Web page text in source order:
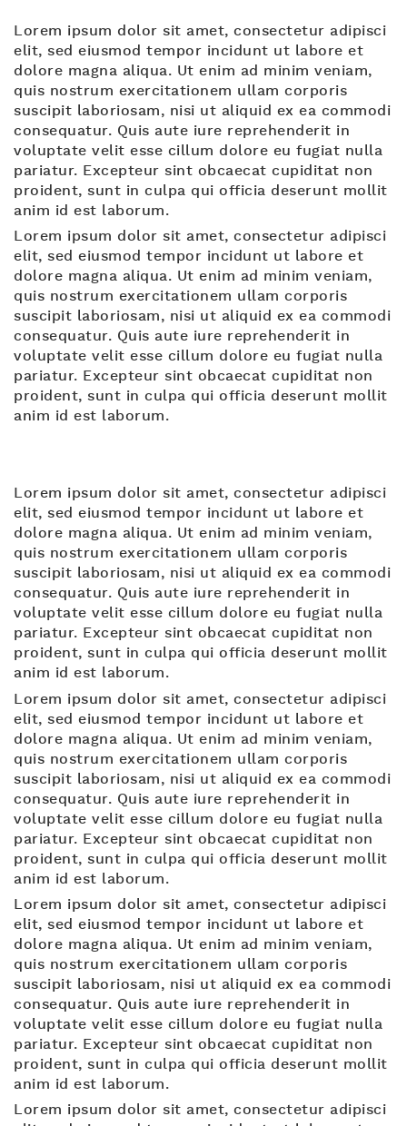
Lorem ipsum dolor sit amet, consectetur adipisci
elit, sed eiusmod tempor incidunt ut labore et
dolore magna aliqua. Ut enim ad minim veniam,
quis nostrum exercitationem ullam corporis
suscipit laboriosam, nisi ut aliquid ex ea commodi
consequatur. Quis aute iure reprehenderit in
voluptate velit esse cillum dolore eu fugiat nulla
pariatur. Excepteur sint obcaecat cupiditat non
proident, sunt in culpa qui officia deserunt mollit
anim id est laborum.
Lorem ipsum dolor sit amet, consectetur adipisci
elit, sed eiusmod tempor incidunt ut labore et
dolore magna aliqua. Ut enim ad minim veniam,
quis nostrum exercitationem ullam corporis
suscipit laboriosam, nisi ut aliquid ex ea commodi
consequatur. Quis aute iure reprehenderit in
voluptate velit esse cillum dolore eu fugiat nulla
pariatur. Excepteur sint obcaecat cupiditat non
proident, sunt in culpa qui officia deserunt mollit
anim id est laborum.
Lorem ipsum dolor sit amet, consectetur adipisci
elit, sed eiusmod tempor incidunt ut labore et
dolore magna aliqua. Ut enim ad minim veniam,
quis nostrum exercitationem ullam corporis
suscipit laboriosam, nisi ut aliquid ex ea commodi
consequatur. Quis aute iure reprehenderit in
voluptate velit esse cillum dolore eu fugiat nulla
pariatur. Excepteur sint obcaecat cupiditat non
proident, sunt in culpa qui officia deserunt mollit
anim id est laborum.
Lorem ipsum dolor sit amet, consectetur adipisci
elit, sed eiusmod tempor incidunt ut labore et
dolore magna aliqua. Ut enim ad minim veniam,
quis nostrum exercitationem ullam corporis
suscipit laboriosam, nisi ut aliquid ex ea commodi
consequatur. Quis aute iure reprehenderit in
voluptate velit esse cillum dolore eu fugiat nulla
pariatur. Excepteur sint obcaecat cupiditat non
proident, sunt in culpa qui officia deserunt mollit
anim id est laborum.
Lorem ipsum dolor sit amet, consectetur adipisci
elit, sed eiusmod tempor incidunt ut labore et
dolore magna aliqua. Ut enim ad minim veniam,
quis nostrum exercitationem ullam corporis
suscipit laboriosam, nisi ut aliquid ex ea commodi
consequatur. Quis aute iure reprehenderit in
voluptate velit esse cillum dolore eu fugiat nulla
pariatur. Excepteur sint obcaecat cupiditat non
proident, sunt in culpa qui officia deserunt mollit
anim id est laborum.
Lorem ipsum dolor sit amet, consectetur adipisci